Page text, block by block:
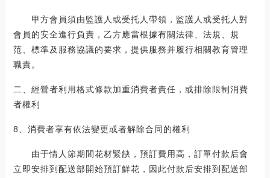
甲方會員須由監護人或受托人帶領，監護人或受托人對
會員的安全進行負責，乙方應當根據有關法律、法規、規
范、標準及服務協議的要求，提供服務并履行相關教育管理
職責。
二、經營者利用格式條款加重消費者責任，或排除限制消費
者權利
8、消費者享有依法變更或者解除合同的權利
由于情人節期間花材緊缺，預訂費用高，訂單付款后會
立即安排到配送部開始預訂鮮花，因此付款后安排到配送部